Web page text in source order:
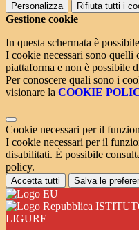
Personalizza Rifiuta tutti i
Gestione cookie
In questa schermata è
I cookie necessari sono quelli
piattaforma e non è possibile
Per conoscere quali sono i
visionare la COOKIE
Cookie necessari per il
I cookie necessari per il
disabilitati. È possibile
policy.
Accetta tutti Salva le
LIGURE